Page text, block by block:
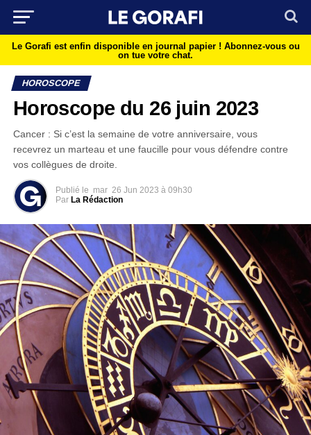
Le Gorafi est enfin disponible en journal papier ! Abonnez-vous ou
on tue votre chat.
HOROSCOPE
Horoscope du 26 juin 2023
Cancer : Si c’est la semaine de votre anniversaire, vous
recevrez un marteau et une faucille pour vous défendre contre
vos collègues de droite.
Publié le mar 26 Jun 2023 à 09h30
Par La Rédaction